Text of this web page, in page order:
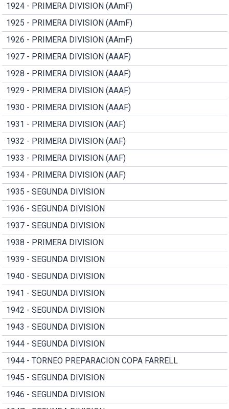
1924 - PRIMERA DIVISION (AAmF)
1925 - PRIMERA DIVISION (AAmF)
1926 - PRIMERA DIVISION (AAmF)
1927 - PRIMERA DIVISION (AAAF)
1928 - PRIMERA DIVISION (AAAF)
1929 - PRIMERA DIVISION (AAAF)
1930 - PRIMERA DIVISION (AAAF)
1931 - PRIMERA DIVISION (AAF)
1932 - PRIMERA DIVISION (AAF)
1933 - PRIMERA DIVISION (AAF)
1934 - PRIMERA DIVISION (AAF)
1935 - SEGUNDA DIVISION
1936 - SEGUNDA DIVISION
1937 - SEGUNDA DIVISION
1938 - PRIMERA DIVISION
1939 - SEGUNDA DIVISION
1940 - SEGUNDA DIVISION
1941 - SEGUNDA DIVISION
1942 - SEGUNDA DIVISION
1943 - SEGUNDA DIVISION
1944 - SEGUNDA DIVISION
1944 - TORNEO PREPARACION COPA FARRELL
1945 - SEGUNDA DIVISION
1946 - SEGUNDA DIVISION